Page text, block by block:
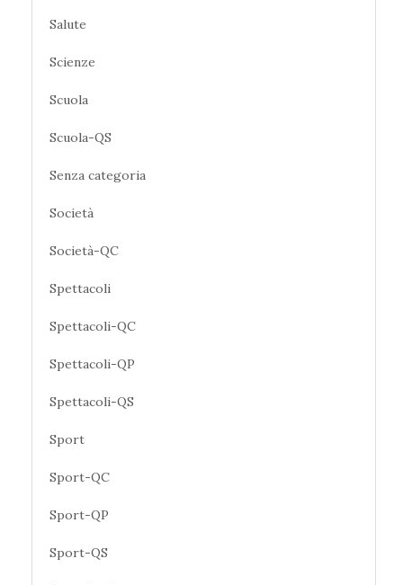
Salute
Scienze
Scuola
Scuola-QS
Senza categoria
Società
Società-QC
Spettacoli
Spettacoli-QC
Spettacoli-QP
Spettacoli-QS
Sport
Sport-QC
Sport-QP
Sport-QS